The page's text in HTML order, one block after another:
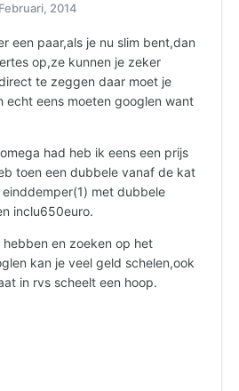
2014
een paar,als je nu slim bent,dan
op,ze kunnen je zeker
te zeggen daar moet je
echt eens moeten googlen want
had heb ik eens een prijs
toen een dubbele vanaf de kat
met dubbele
inclu650euro.
en zoeken op het
kan je veel geld schelen,ook
in rvs scheelt een hoop.